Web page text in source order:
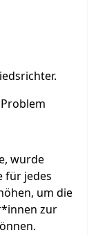
wurde
für jedes
um die
zur